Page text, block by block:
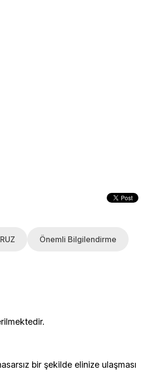
Önemli Bilgilendirme
gönderilmektedir.
bir şekilde elinize ulaşması